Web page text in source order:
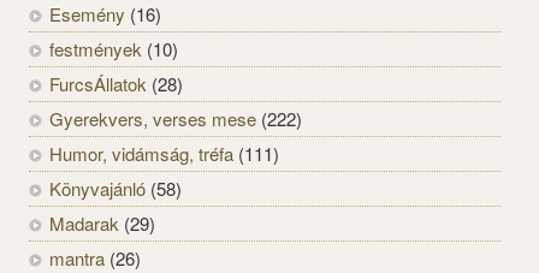
Esemény (16)
festmények (10)
FurcsÁllatok (28)
Gyerekvers, verses mese (222)
Humor, vidámság, tréfa (111)
Könyvajánló (58)
Madarak (29)
mantra (26)